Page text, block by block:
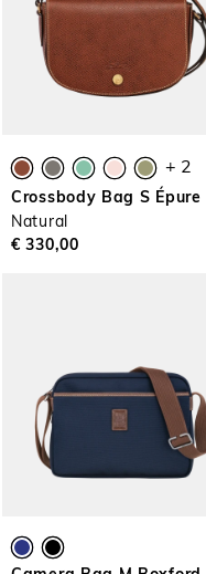
+ 2
Crossbody Bag S Épure
Natural
€ 330,00